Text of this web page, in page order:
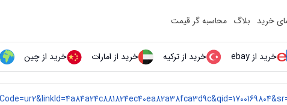
خرید بلاگ محاسبه گر قیمت
خرید از ebay خرید از ترکیه خرید از امارات خرید از چین